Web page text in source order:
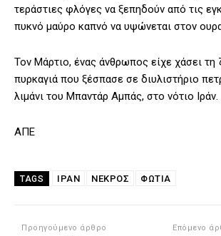
τεράστιες φλόγες να ξεπηδούν από τις
πυκνό μαύρο καπνό να υψώνεται στον
Τον Μάρτιο, ένας άνθρωπος είχε χάσει τη
πυρκαγιά που ξέσπασε σε διυλιστήριο
λιμάνι του Μπαντάρ Αμπάς, στο νότιο Ιράν.
ΑΠΕ
TAGS ΙΡΑΝ ΝΕΚΡΟΣ ΦΩΤΙΑ
Προηγούμενο άρθρο Επόμενο